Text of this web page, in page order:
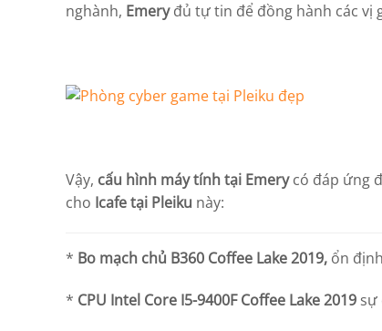
nghành, Emeryđủ tự tin để đồng hành các vị
Vậy, cấu hình máy tính tại Emerycó đáp ứng
cho Icafe tại Pleiku này:
* Bo mạch chủ B360 Coffee Lake 2019, ổn
* CPU Intel Core I5-9400F Coffee Lake 2019 sự